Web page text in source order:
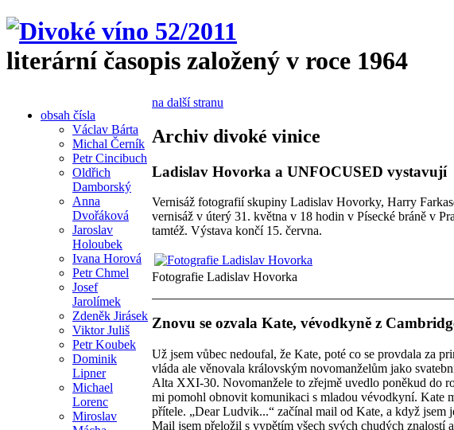
literární časopis založený v roce 1964
obsah čísla
Václav Bárta
Michal Černík
Petr Cincibuch
Oldřich
Damborský
Anna
Dvořáková
Jaroslav
Holoubek
Ivana Horová
Petr Chmel
Josef
Jarolímek
Zdeněk Jirásek
Viktor Juliš
Petr Koubek
Dominik
Lipner
Michael
Lorenc
Miroslav
na další stranu
Archiv divoké vinice
Ladislav Hovorka a UNFOCUSED vystavují
Vernisáž fotografií skupiny Ladislav Hovorky, Harry
vernisáž v úterý 31. května v 18 hodin v Písecké bráně v
tamtéž. Výstava končí 15. června.
Fotografie Ladislav Hovorka
Znovu se ozvala Kate, vévodkyně z
Už jsem vůbec nedoufal, že Kate, poté co se provdala za
vláda ale věnovala královským novomanželům jako
Alta XXI-30. Novomanžele to zřejmě uvedlo poněkud do
mi pomohl obnovit komunikaci s mladou vévodkyní. Kate
přítele. „Dear Ludvik...“ začínal mail od Kate, a když jsem
Mail jsem přeložil s vypětím všech svých chudých znalostí